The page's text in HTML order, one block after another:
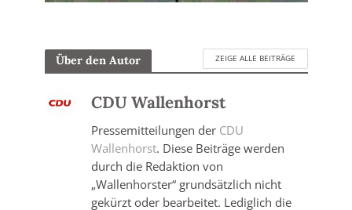
Über den Autor ZEIGE ALLE BEITRÄGE
CDU Wallenhorst
Pressemitteilungen der CDU
Wallenhorst. Diese Beiträge werden
durch die Redaktion von
„Wallenhorster“ grundsätzlich nicht
gekürzt oder bearbeitet. Lediglich die